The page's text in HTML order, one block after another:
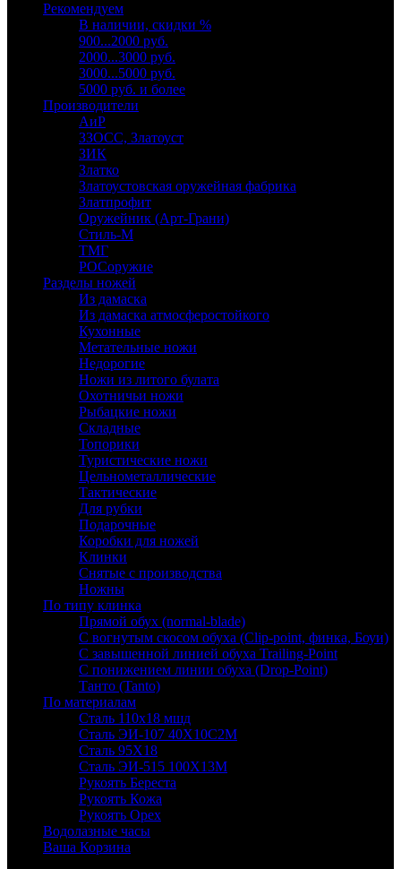
Рекомендуем
В наличии, скидки %
900...2000 руб.
2000...3000 руб.
3000...5000 руб.
5000 руб. и более
Производители
АиР
ЗЗОСС, Златоуст
ЗИК
Златко
Златоустовская оружейная фабрика
Златпрофит
Оружейник (Арт-Грани)
Стиль-М
ТМГ
РОСоружие
Разделы ножей
Из дамаска
Из дамаска атмосферостойкого
Кухонные
Метательные ножи
Недорогие
Ножи из литого булата
Охотничьи ножи
Рыбацкие ножи
Складные
Топорики
Туристические ножи
Цельнометаллические
Тактические
Для рубки
Подарочные
Коробки для ножей
Клинки
Снятые с производства
Ножны
По типу клинка
Прямой обух (normal-blade)
С вогнутым скосом обуха (Clip-point, финка, Боуи)
С завышенной линией обуха Trailing-Point
С понижением линии обуха (Drop-Point)
Танто (Tanto)
По материалам
Сталь 110х18 мшд
Сталь ЭИ-107 40Х10С2М
Сталь 95Х18
Сталь ЭИ-515 100Х13М
Рукоять Береста
Рукоять Кожа
Рукоять Орех
Водолазные часы
Ваша Корзина